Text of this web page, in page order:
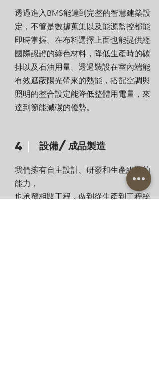
透過進入BMS能達到完整的智慧建築設
定，不管是數據蒐集以及能源監控都能
即時掌握。在布料選擇上面也能提供經
國際認證的綠色材料，降低生產時的碳
排以及石油用量。透過裝設在室內端能
有效遮蔽陽光帶來的熱能，搭配空調與
照明的整合設定能降低整體用電量，來
達到節能減碳的優勢。
4 設備/成品製造
我們擁有自主設計、研發和生產組裝的
能力，
也承攬相關工程，做到從生產到工程統